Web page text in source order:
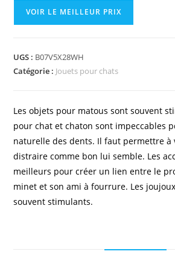
VOIR LE MEILLEUR PRIX
UGS : B07V5X28WH
Catégorie : Jouets pour chats
Les objets pour matous sont souvent
pour chat et chaton sont impeccables
naturelle des dents. Il faut permettre à
distraire comme bon lui semble. Les
meilleurs pour créer un lien entre le
minet et son ami à fourrure. Les
souvent stimulants.